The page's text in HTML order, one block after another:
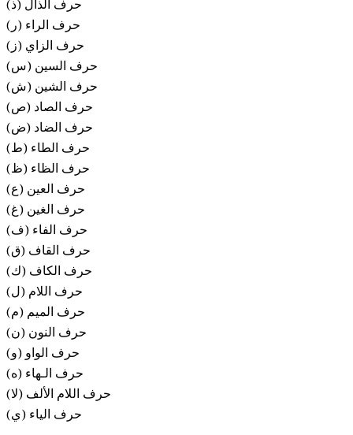
(ذ) حرف الذال
(ر) حرف الراء
(ز) حرف الزاي
(س) حرف السين
(ش) حرف الشين
(ص) حرف الصاد
(ض) حرف الضاد
(ط) حرف الطاء
(ظ) حرف الظاء
(ع) حرف العين
(غ) حرف الغين
(ف) حرف الفاء
(ق) حرف القاف
(ك) حرف الكاف
(ل) حرف اللام
حرف الميم (م)
حرف النون (ن)
حرف الواو (و)
حرف الـهاء (ه)
حرف اللام الألف (لا)
حرف الياء (ي)